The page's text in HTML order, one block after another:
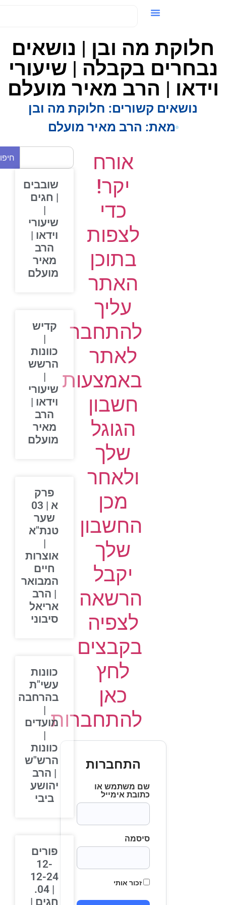
חלוקת מה ובן | נושאים
בקבלה | שיעורי
| הרב מאיר מועלם
נושאים קשורים: חלוקת מה ובן
מאת:הרב מאיר מועלם
אורח
יקר!
כדי
לצפות
בתוכן
האתר
עליך
להתחבר
לאתר
באמצעות
חשבון
הגוגל
שלך
ולאחר
מכן
החשבון
שלך
יקבל
הרשאה
לצפיה
בקבצים
לחץ
כאן
להתחברות
התחברות
שם משתמש או
כתובת אימייל
סיסמה
זכור אותי
חיפוש
שובבים
| חגים
שיעורי
וידאו |
הרב
מאיר
מועלם
קדיש
כוונות
הרשש
שיעורי
וידאו |
הרב
מאיר
מועלם
פרק
א | 03
שער
טנת"א
אוצרות
חיים
המבואר
| הרב
אריאל
סיבוני
כוונות
עשי"ת
בהרחבה
מועדים
כוונות
הרש"ש
| הרב
יהושע
ביבי
פורים
12-
12-24
| 04.
חגים |